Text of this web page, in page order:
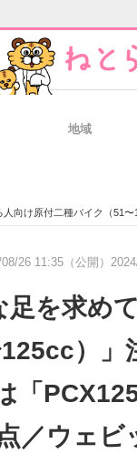
IT製品の技術・比較・事
電子設計の基本と応用
地域
注目度ランキングTOP30！ 1位は「PCX125/ホンダ
26 11:35（公開）
足を求め
）」
「
／ウェビ